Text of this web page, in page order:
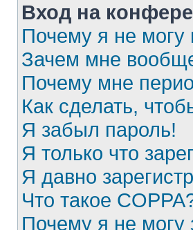
Вход на
Почему я не могу
Зачем мне
Почему мне
Как сделать,
Я забыл пароль!
Я только что
Я давно
Что такое
Почему я не могу